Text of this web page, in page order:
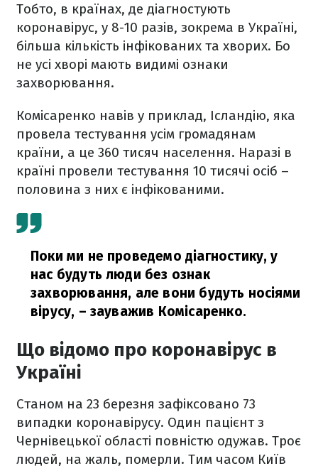
Тобто, в країнах, де діагностують
коронавірус, у 8-10 разів, зокрема в Україні,
більша кількість інфікованих та хворих. Бо
не усі хворі мають видимі ознаки
захворювання.
Комісаренко навів у приклад, Ісландію, яка
провела тестування усім громадянам
країни, а це 360 тисяч населення. Наразі в
країні провели тестування 10 тисячі осіб –
половина з них є інфікованими.
Поки ми не проведемо діагностику, у
нас будуть люди без ознак
захворювання, але вони будуть носіями
вірусу, – зауважив Комісаренко.
Що відомо про коронавірус в
Україні
Станом на 23 березня зафіксовано 73
випадки коронавірусу. Один пацієнт з
Чернівецької області повністю одужав. Троє
людей, на жаль, померли. Тим часом Київ